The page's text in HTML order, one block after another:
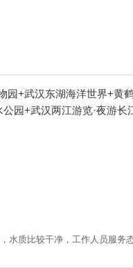
园+武汉东湖海洋世界+
园+武汉两江游览·夜游
水质比较干净，工作人员服